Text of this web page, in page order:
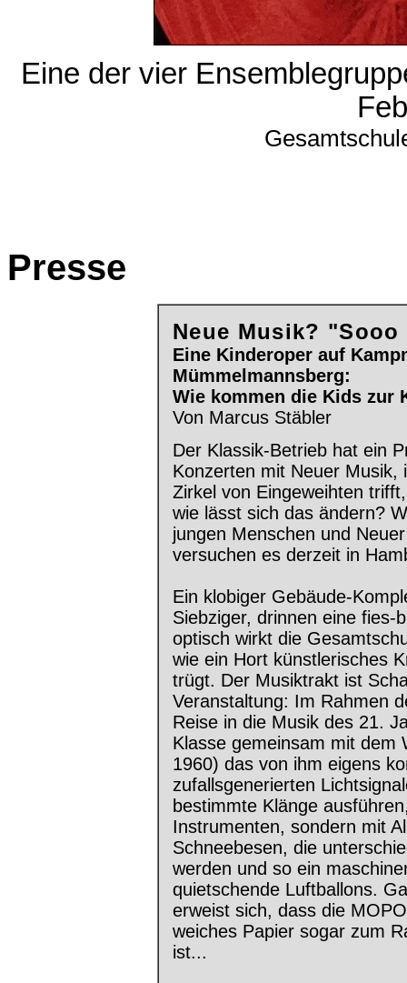
Eine der vier
Presse
Neue Musik?
Eine Kinderoper auf
Mümmelmannsberg:
Wie kommen die Kids zur
Von Marcus Stäbler
Der Klassik-Betrieb hat ein
Konzerten mit Neuer Musik,
Zirkel von Eingeweihten
wie lässt sich das ändern?
jungen Menschen und
versuchen es derzeit in
Ein klobiger Gebäude-
Siebziger, drinnen eine fies-
optisch wirkt die
wie ein Hort künstlerisches
trügt. Der Musiktrakt ist
Veranstaltung: Im Rahmen
Reise in die Musik des 21.
Klasse gemeinsam mit dem
1960) das von ihm eigens
zufallsgenerierten
bestimmte Klänge
Instrumenten, sondern mit
Schneebesen, die
werden und so ein
quietschende Luftballons.
erweist sich, dass die
weiches Papier sogar zum
ist...